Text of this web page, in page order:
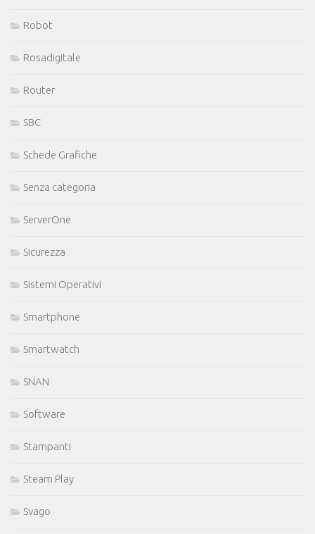
Robot
Rosadigitale
Router
SBC
Schede Grafiche
Senza categoria
ServerOne
Sicurezza
Sistemi Operativi
Smartphone
Smartwatch
SNAN
Software
Stampanti
Steam Play
Svago